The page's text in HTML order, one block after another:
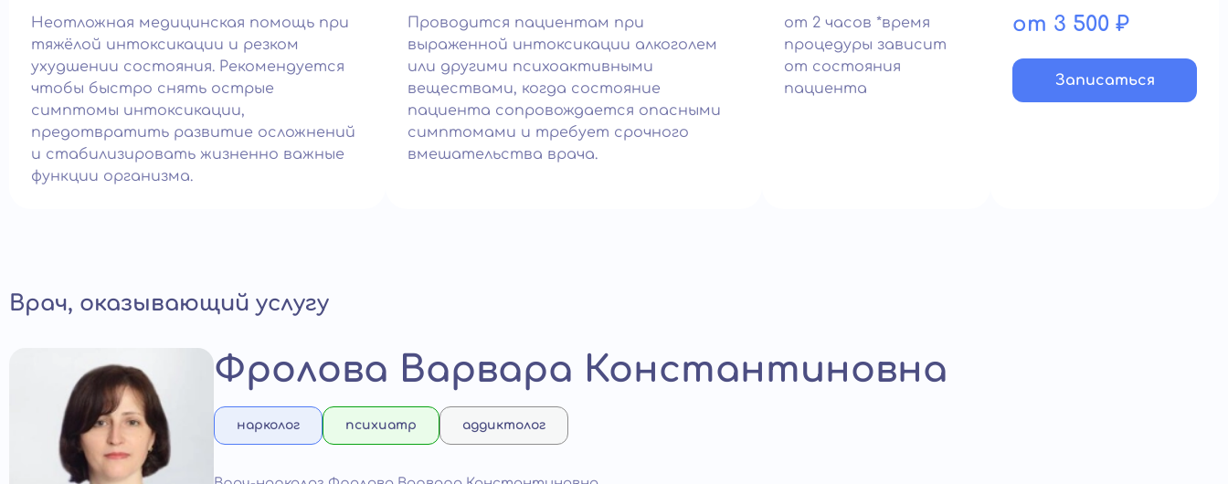
Неотложная медицинская помощь при
тяжёлой интоксикации и резком
ухудшении состояния. Рекомендуется
чтобы быстро снять острые
симптомы интоксикации,
предотвратить развитие осложнений
и стабилизировать жизненно важные
функции организма.
Проводится пациентам при
выраженной интоксикации алкоголем
или другими психоактивными
веществами, когда состояние
пациента сопровождается опасными
симптомами и требует срочного
вмешательства врача.
от 2 часов *время
процедуры зависит
от состояния
пациента
от 3 500 ₽
Записатьcя
Врач, оказывающий услугу
Фролова Варвара Константиновна
нарколог психиатр аддиктолог